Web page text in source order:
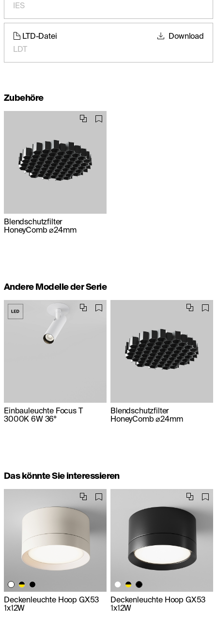
IES
LTD-Datei
LDT
Download
Zubehöre
Blendschutzfilter
HoneyComb ⌀24mm
Andere Modelle der Serie
Einbauleuchte Focus T
3000K 6W 36°
Blendschutzfilter
HoneyComb ⌀24mm
Das könnte Sie interessieren
Deckenleuchte Hoop GX53
1x12W
Deckenleuchte Hoop GX53
1x12W